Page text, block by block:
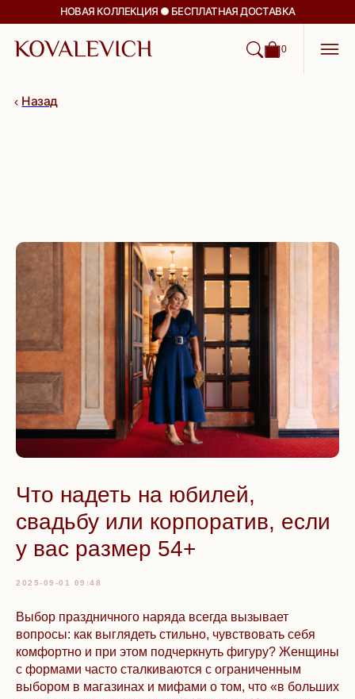
НОВАЯ КОЛЛЕКЦИЯ ● БЕСПЛАТНАЯ ДОСТАВКА
Что надеть на юбилей,
свадьбу или корпоратив, если
у вас размер 54+
2025-09-01 09:48
Выбор праздничного наряда всегда вызывает
вопросы: как выглядеть стильно, чувствовать себя
комфортно и при этом подчеркнуть фигуру? Женщины
с формами часто сталкиваются с ограниченным
выбором в магазинах и мифами о том, что «в больших